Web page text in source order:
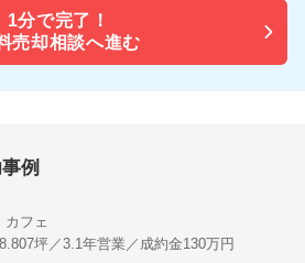
1分で完了！
売却相談へ進む
例
フェ
坪／3.1年営業／成約金130万円